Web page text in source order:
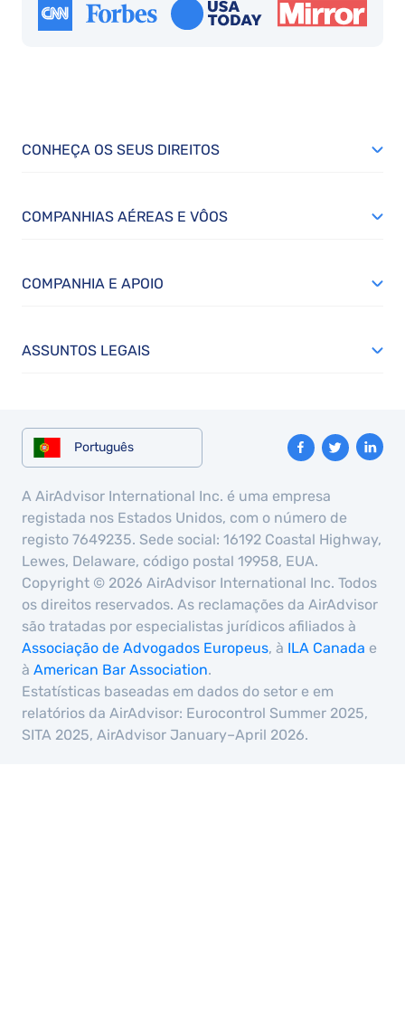
CONHEÇA OS SEUS DIREITOS
COMPANHIAS AÉREAS E VÔOS
COMPANHIA E APOIO
ASSUNTOS LEGAIS
Português
A AirAdvisor International Inc. é uma empresa
registada nos Estados Unidos, com o número de
registo 7649235. Sede social: 16192 Coastal Highway,
Lewes, Delaware, código postal 19958, EUA.
Copyright © 2026 AirAdvisor International Inc. Todos
os direitos reservados. As reclamações da AirAdvisor
são tratadas por especialistas jurídicos afiliados à
Associação de Advogados Europeus, à ILA Canada e
à American Bar Association.
Estatísticas baseadas em dados do setor e em
relatórios da AirAdvisor: Eurocontrol Summer 2025,
SITA 2025, AirAdvisor January–April 2026.